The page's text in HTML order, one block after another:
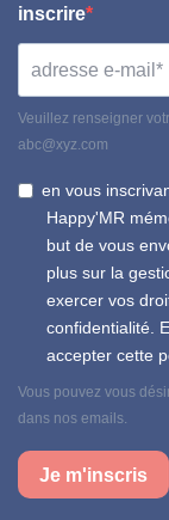
inscrire
Veuillez renseigner
abc@xyz.com
en vous
Happy'MR
but de vous
plus sur la
exercer vos
confidentialité.
accepter cette
Vous pouvez vous
dans nos emails.
Je m'inscris